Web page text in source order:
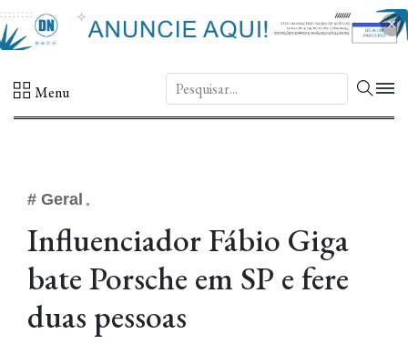
×
Menu DN.
# Geral
Influenciador Fábio Giga
bate Porsche em SP e fere
duas pessoas